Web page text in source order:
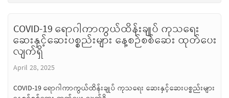
COVID-19 ရောဂါကာကွယ်ထိန်းချုပ် ကုသရေး
ဆေးနှင့်ဆေးပစ္စည်းများ နေ့စဉ်စစ်ဆေး ထုတ်ပေး
လျက်ရှိ
April 28, 2025
COVID-19 ရောဂါကာကွယ်ထိန်းချုပ် ကုသရေး ဆေးနှင့်ဆေးပစ္စည်းများ